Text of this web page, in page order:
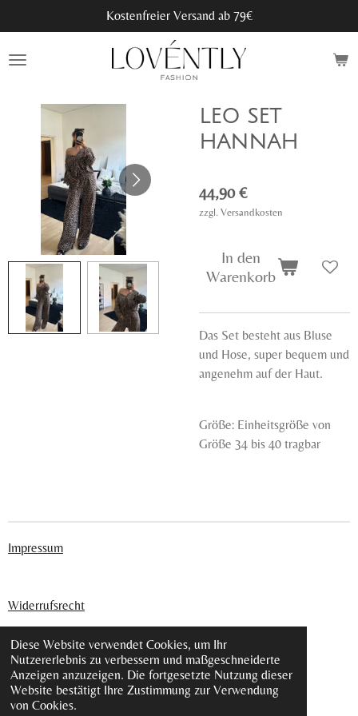
Diese Website verwendet Cookies, um Ihr
Nutzererlebnis zu verbessern und maßgeschneiderte
Anzeigen anzuzeigen. Die fortgesetzte Nutzung dieser
Website bestätigt Ihre Zustimmung zur Verwendung
von Cookies.
Hauptinhalt
springen
Kostenfreier Versand ab 79€
LEO SET
HANNAH
44,90 €
zzgl. Versandkosten
In den
Warenkorb
Das Set besteht aus Bluse
und Hose, super bequem und
angenehm auf der Haut.
Größe: Einheitsgröße von
Größe 34 bis 40 tragbar
Impressum
Widerrufsrecht
Datenschutz